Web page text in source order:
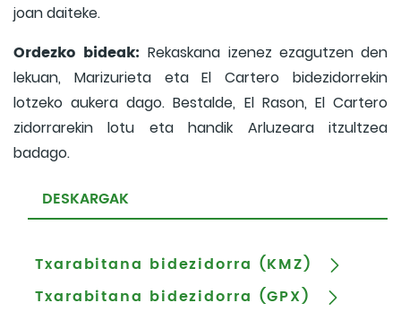
joan daiteke.
Ordezko bideak:Rekaskana izenez ezagutzen den
lekuan, Marizurieta eta El Cartero bidezidorrekin
lotzeko aukera dago. Bestalde, El Rason, El Cartero
zidorrarekin lotu eta handik Arluzeara itzultzea
badago.
DESKARGAK
Txarabitana bidezidorra (KMZ)
Txarabitana bidezidorra (GPX)